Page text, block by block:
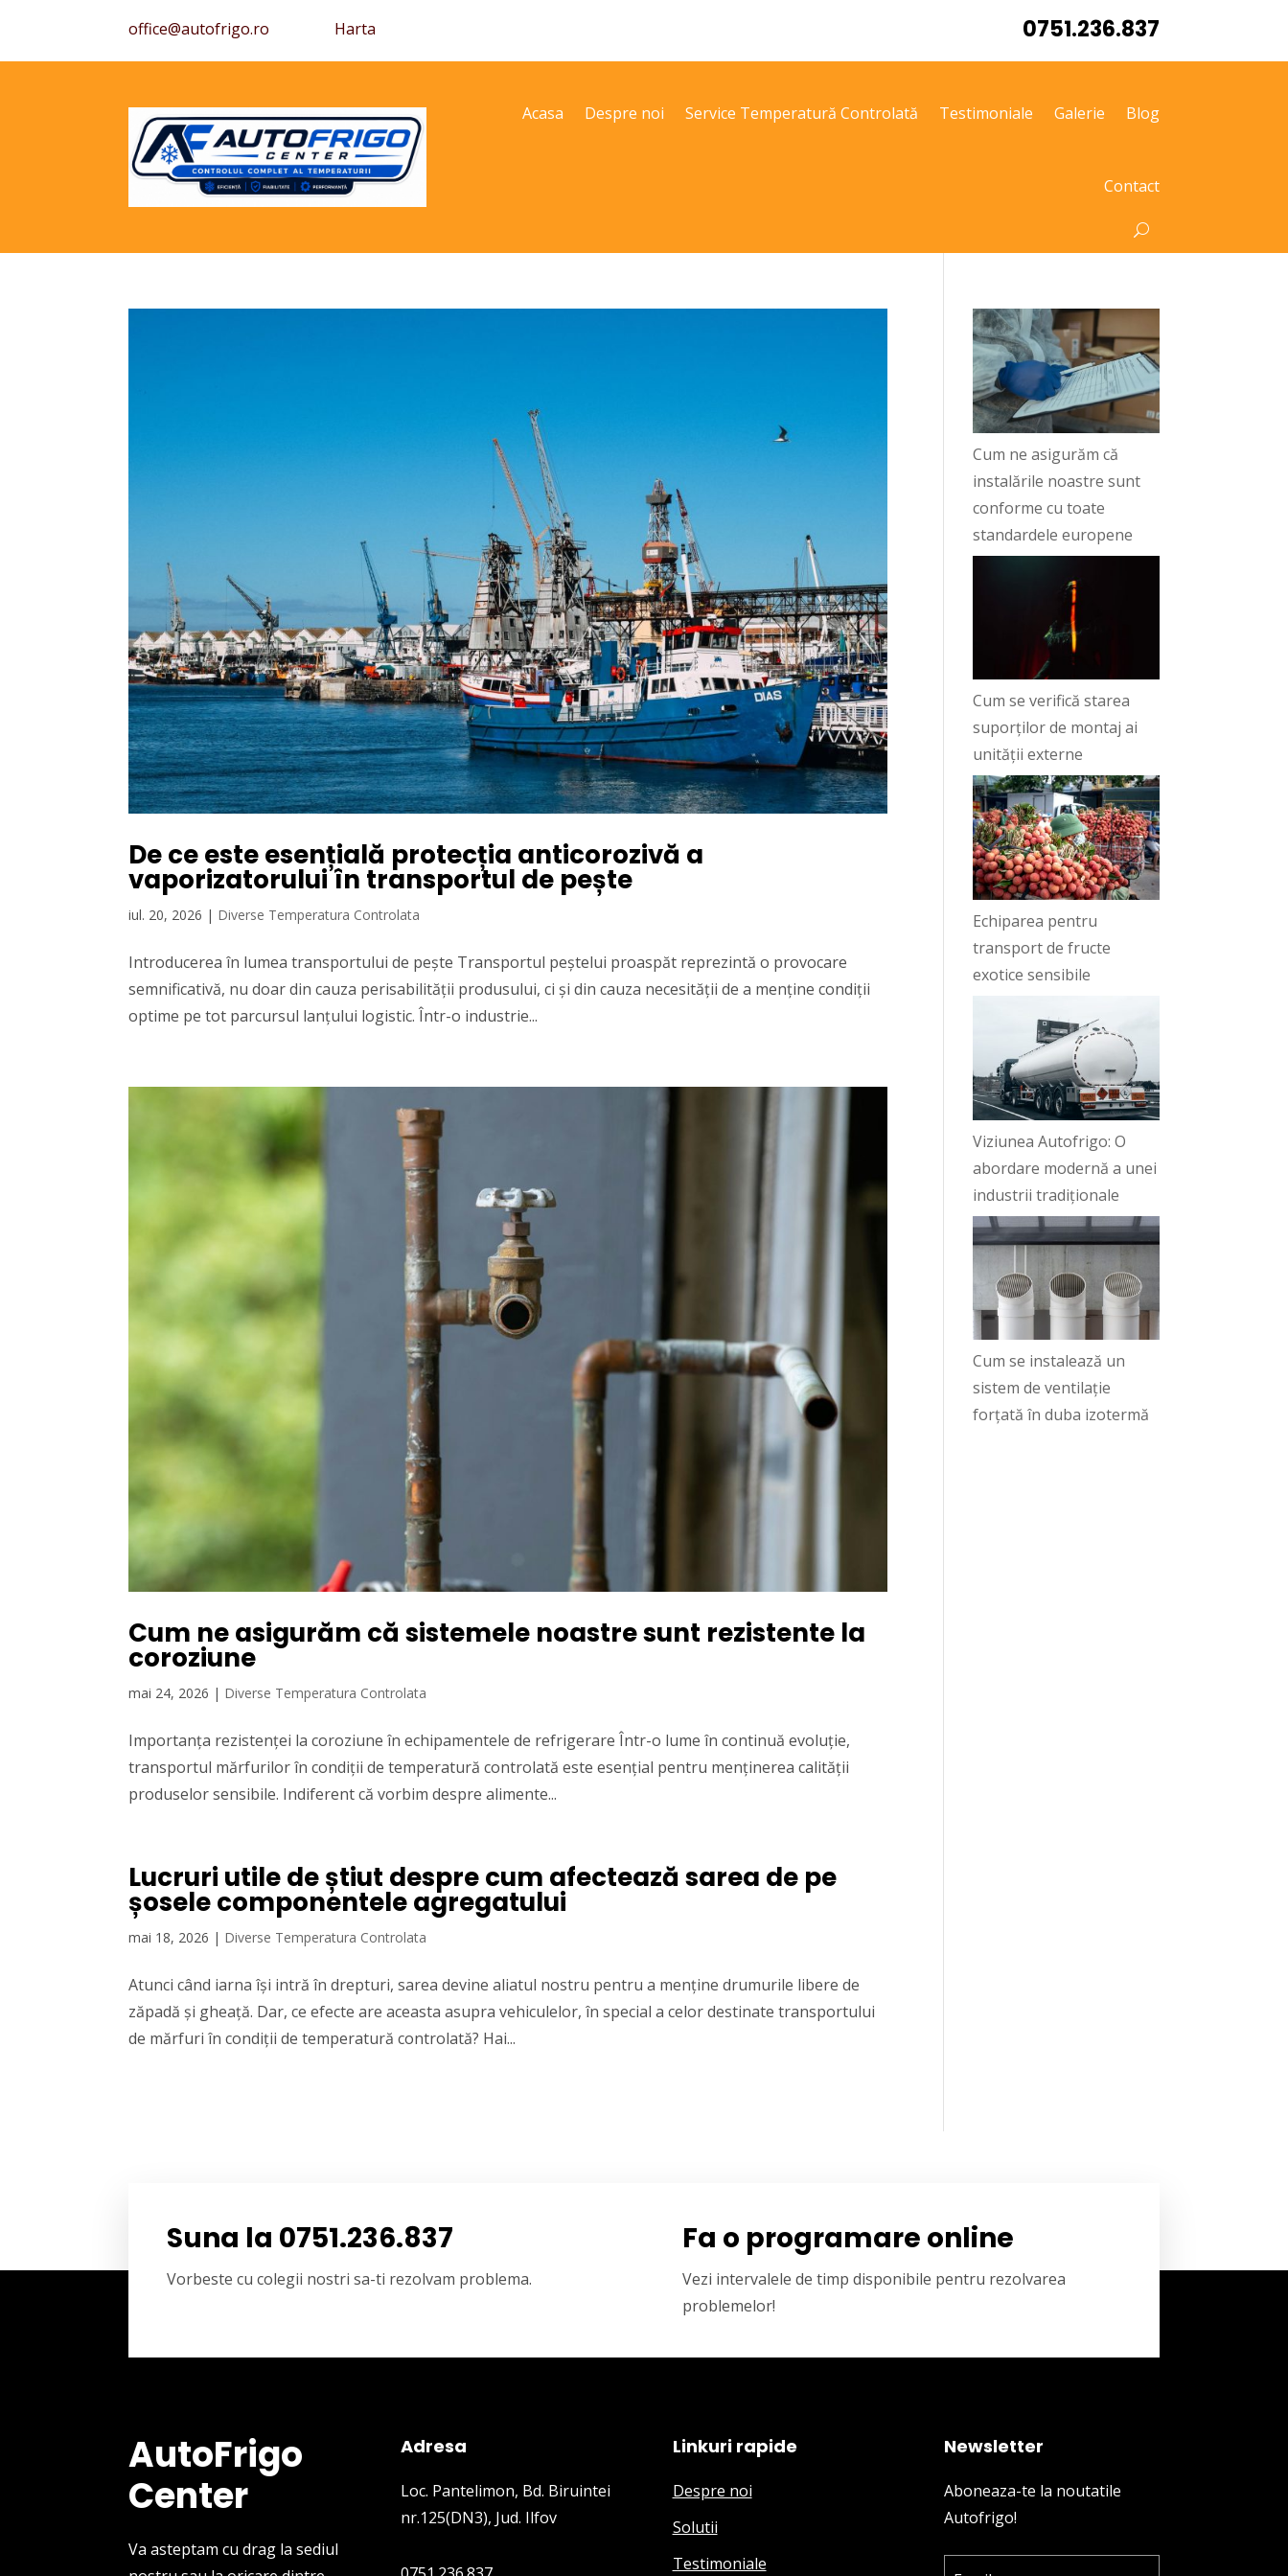
office@autofrigo.ro Harta 0751.236.837
Acasa Despre noi Service Temperatură Controlată Testimoniale Galerie Blog
Contact
De ce este esențială protecția anticorozivă a
vaporizatorului în transportul de pește
iul. 20, 2026 | Diverse Temperatura Controlata
Introducerea în lumea transportului de pește Transportul peștelui proaspăt reprezintă o provocare
semnificativă, nu doar din cauza perisabilității produsului, ci și din cauza necesității de a menține condiții
optime pe tot parcursul lanțului logistic. Într-o industrie...
Cum ne asigurăm că sistemele noastre sunt rezistente la
coroziune
mai 24, 2026 | Diverse Temperatura Controlata
Importanța rezistenței la coroziune în echipamentele de refrigerare Într-o lume în continuă evoluție,
transportul mărfurilor în condiții de temperatură controlată este esențial pentru menținerea calității
produselor sensibile. Indiferent că vorbim despre alimente...
Lucruri utile de știut despre cum afectează sarea de pe
șosele componentele agregatului
mai 18, 2026 | Diverse Temperatura Controlata
Atunci când iarna își intră în drepturi, sarea devine aliatul nostru pentru a menține drumurile libere de
zăpadă și gheață. Dar, ce efecte are aceasta asupra vehiculelor, în special a celor destinate transportului
de mărfuri în condiții de temperatură controlată? Hai...
Cum ne asigurăm că
instalările noastre sunt
conforme cu toate
standardele europene
Cum se verifică starea
suporților de montaj ai
unității externe
Echiparea pentru
transport de fructe
exotice sensibile
Viziunea Autofrigo: O
abordare modernă a unei
industrii tradiționale
Cum se instalează un
sistem de ventilație
forțată în duba izotermă
Suna la 0751.236.837
Vorbeste cu colegii nostri sa-ti rezolvam problema.
Fa o programare online
Vezi intervalele de timp disponibile pentru rezolvarea
problemelor!
AutoFrigo
Center
Va asteptam cu drag la sediul
Adresa
Loc. Pantelimon, Bd. Biruintei
nr.125(DN3), Jud. Ilfov
Linkuri rapide
Despre noi
Solutii
Testimoniale
Newsletter
Aboneaza-te la noutatile
Autofrigo!